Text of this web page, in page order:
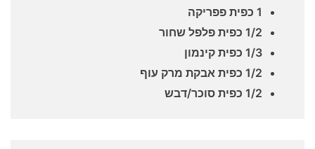
1 כפית פפריקה
1/2 כפית פלפל שחור
1/3 כפית קינמון
1/2 כפית אבקת מרק עוף
1/2 כפית סוכר/דבש